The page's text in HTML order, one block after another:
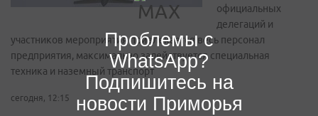
официальных
делегаций и
участников мероприятия привлекается весь персонал
предприятия, максимально задействуется специальная
техника и наземный транспорт
сегодня, 12:15
Проблемы с
WhatsApp?
Подпишитесь на
новости Приморья